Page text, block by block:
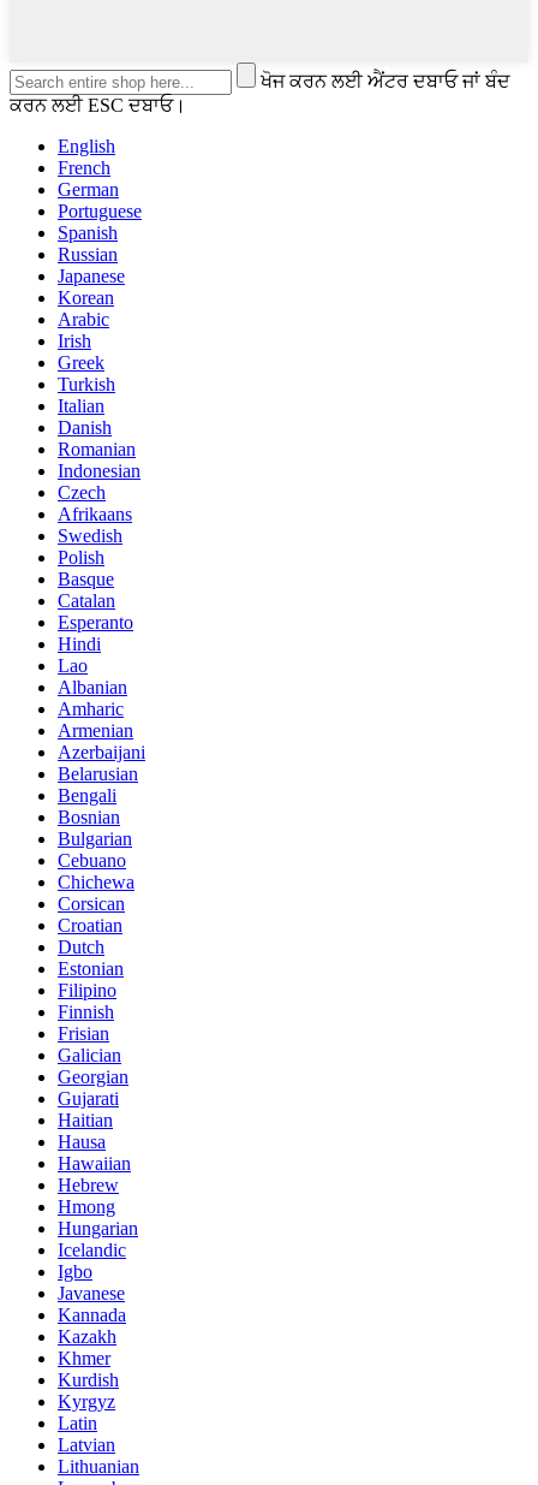
ਖੋਜ ਕਰਨ ਲਈ ਐਂਟਰ ਦਬਾਓ ਜਾਂ ਬੰਦ
ਕਰਨ ਲਈ ESC ਦਬਾਓ।
English
French
German
Portuguese
Spanish
Russian
Japanese
Korean
Arabic
Irish
Greek
Turkish
Italian
Danish
Romanian
Indonesian
Czech
Afrikaans
Swedish
Polish
Basque
Catalan
Esperanto
Hindi
Lao
Albanian
Amharic
Armenian
Azerbaijani
Belarusian
Bengali
Bosnian
Bulgarian
Cebuano
Chichewa
Corsican
Croatian
Dutch
Estonian
Filipino
Finnish
Frisian
Galician
Georgian
Gujarati
Haitian
Hausa
Hawaiian
Hebrew
Hmong
Hungarian
Icelandic
Igbo
Javanese
Kannada
Kazakh
Khmer
Kurdish
Kyrgyz
Latin
Latvian
Lithuanian